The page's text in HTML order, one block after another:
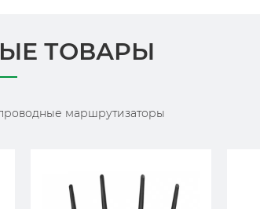
ТОВАРЫ
маршрутизаторы